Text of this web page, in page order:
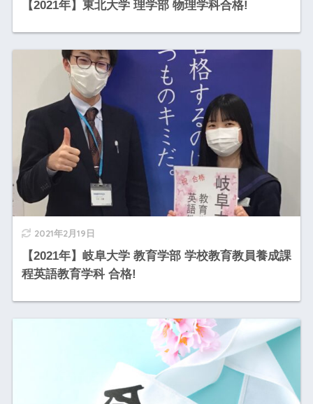
【2021年】東北大学 理学部 物理学科合格!
2021年2月19日
【2021年】岐阜大学 教育学部 学校教育教員養成課
程英語教育学科 合格!